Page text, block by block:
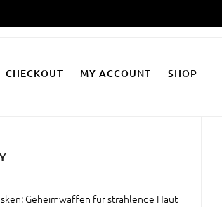
CHECKOUT MY ACCOUNT SHOP
Geheimwaffen für strahlende Haut